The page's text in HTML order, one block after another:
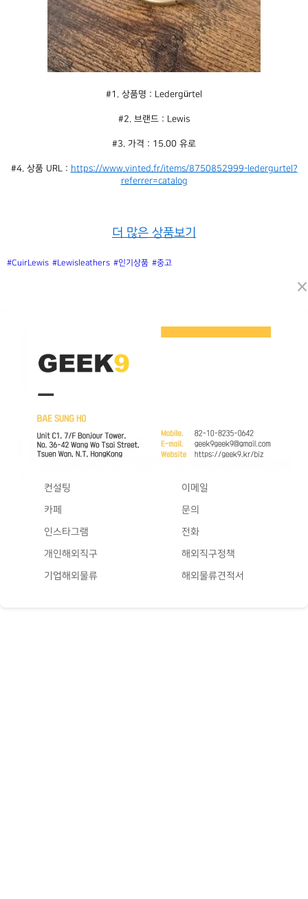
#1. 상품명 : Ledergürtel
#2. 브랜드 : Lewis
#3. 가격 : 15.00 유로
#4. 상품 URL : https://www.vinted.fr/items/8750852999-ledergurtel?
referrer=catalog
더 많은 상품보기
#CuirLewis #Lewisleathers #인기상품 #중고
×
컨설팅
카페
인스타그램
개인해외직구
기업해외물류
이메일
문의
전화
해외직구정책
해외물류견적서